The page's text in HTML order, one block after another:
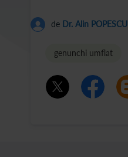
de Dr. Alin POPESCU
genunchi umflat